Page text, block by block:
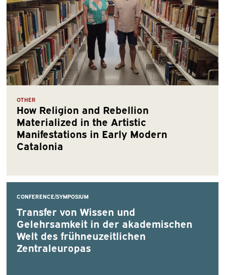
OTHER
How Religion and Rebellion
Materialized in the Artistic
Manifestations in Early Modern
Catalonia
CONFERENCE/SYMPOSIUM
Transfer von Wissen und
Gelehrsamkeit in der akademischen
Welt des frühneuzeitlichen
Zentraleuropas